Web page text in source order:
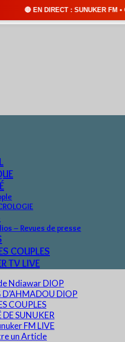
: SUNUKER FM • Cliquez sur
– Revues de presse
COUPLES
TV LIVE
Ndiawar DIOP
D’AHMADOU DIOP
COUPLES
DE SUNUKER
FM LIVE
un Article